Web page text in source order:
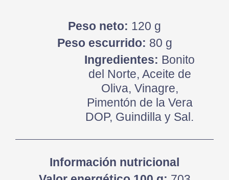
Peso neto: 120 g
Peso escurrido: 80 g
Ingredientes: Bonito
del Norte, Aceite de
Oliva, Vinagre,
Pimentón de la Vera
DOP, Guindilla y Sal.
Información nutricional